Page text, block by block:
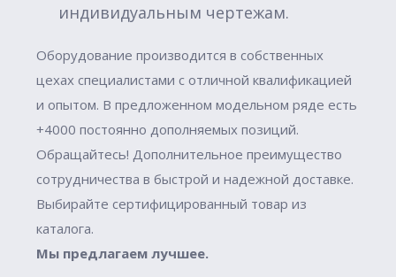
индивидуальным чертежам.
Оборудование производится в собственных
цехах специалистами с отличной квалификацией
и опытом. В предложенном модельном ряде есть
+4000 постоянно дополняемых позиций.
Обращайтесь! Дополнительное преимущество
сотрудничества в быстрой и надежной доставке.
Выбирайте сертифицированный товар из
каталога.
Мы предлагаем лучшее.